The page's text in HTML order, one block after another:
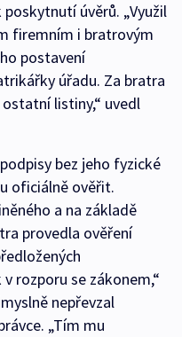
úvěrů. „Využil
firemním i bratrovým
postavení
úřadu. Za bratra
listiny,“ uvedl
bez jeho fyzické
oficiálně ověřit.
a na základě
provedla ověření
rozporu se zákonem,“
nepřevzal
„Tím mu